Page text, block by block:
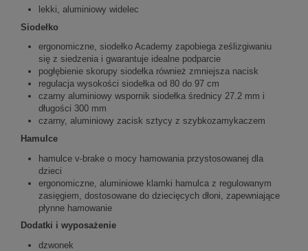
lekki, aluminiowy widelec
Siodełko
ergonomiczne, siodełko Academy zapobiega ześlizgiwaniu
się z siedzenia i gwarantuje idealne podparcie
pogłębienie skorupy siodełka również zmniejsza nacisk
regulacja wysokości siodełka od 80 do 97 cm
czarny aluminiowy wspornik siodełka średnicy 27.2 mm i
długości 300 mm
czarny, aluminiowy zacisk sztycy z szybkozamykaczem
Hamulce
hamulce v-brake o mocy hamowania przystosowanej dla
dzieci
ergonomiczne, aluminiowe klamki hamulca z regulowanym
zasięgiem, dostosowane do dziecięcych dłoni, zapewniające
płynne hamowanie
Dodatki i wyposażenie
dzwonek